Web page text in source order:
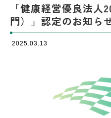
「健康経営優良法人
門）」認定のお知ら
2025.03.13